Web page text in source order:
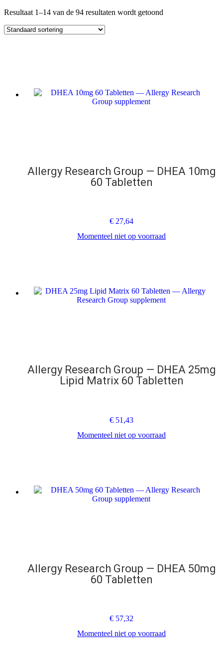
Resultaat 1–14 van de 94 resultaten wordt getoond
Allergy Research Group — DHEA 10mg
60 Tabletten
€ 27,64
Momenteel niet op voorraad
Allergy Research Group — DHEA 25mg
Lipid Matrix 60 Tabletten
€ 51,43
Momenteel niet op voorraad
Allergy Research Group — DHEA 50mg
60 Tabletten
€ 57,32
Momenteel niet op voorraad